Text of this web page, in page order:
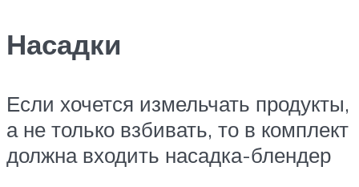
Насадки
Если хочется измельчать продукты,
а не только взбивать, то в комплект
должна входить насадка-блендер